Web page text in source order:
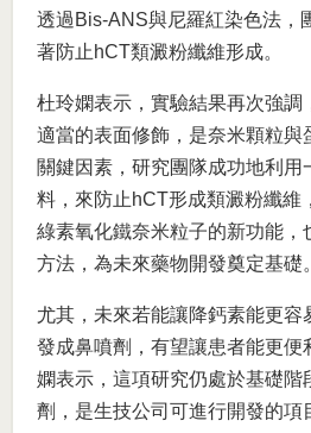
透過Bis-ANS與尼羅紅染色法，
著防止hCT類澱粉纖維形成。
杜玲嫻表示，實驗結果再次強調
適當的表面修飾，是奈米顆粒與
關鍵因素，研究團隊成功地利用
料，來防止hCT形成類澱粉纖維
綠素氧化鐵奈米粒子的新功能，
方法，為未來藥物開發奠定基礎。
尤其，未來若能讓降鈣素能更容
發成鼻噴劑，有望讓患者能更便
嫻表示，這項研究仍處於基礎階
劑，是生技公司可進行開發的項